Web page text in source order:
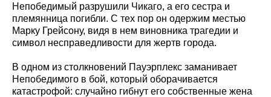
Непобедимый разрушили Чикаго, а его сестра и
племянница погибли. С тех пор он одержим местью
Марку Грейсону, видя в нем виновника трагедии и
символ несправедливости для жертв города.
В одном из столкновений Пауэрплекс заманивает
Непобедимого в бой, который оборачивается
катастрофой: случайно гибнут его собственные жена